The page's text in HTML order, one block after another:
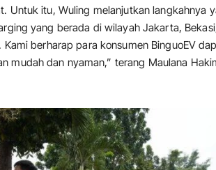
Untuk itu, Wuling melanjutkan langkahnya
yang berada di wilayah Jakarta,
berharap para konsumen BinguoEV
mudah dan nyaman,” terang Maulana